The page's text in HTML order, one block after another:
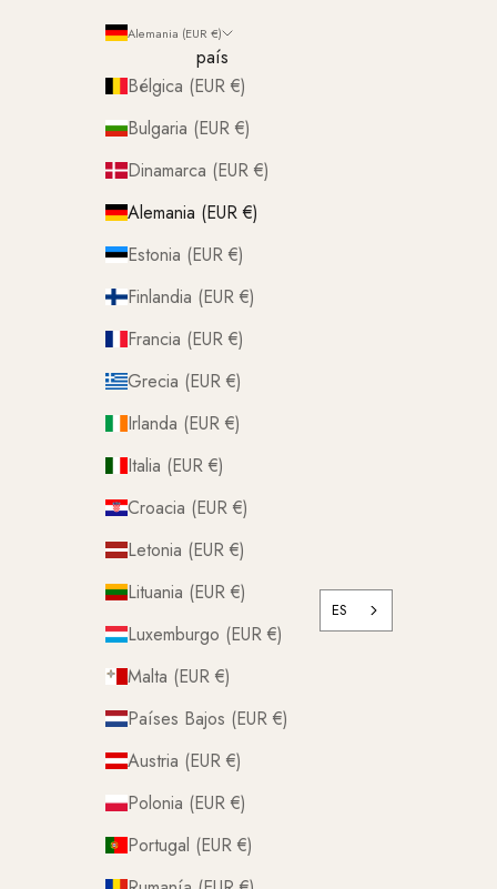
Alemania (EUR €)
país
Bélgica (EUR €)
Bulgaria (EUR €)
Dinamarca (EUR €)
Alemania (EUR €)
Estonia (EUR €)
Finlandia (EUR €)
Francia (EUR €)
Grecia (EUR €)
Irlanda (EUR €)
Italia (EUR €)
Croacia (EUR €)
Letonia (EUR €)
Lituania (EUR €)
Luxemburgo (EUR €)
Malta (EUR €)
Países Bajos (EUR €)
Austria (EUR €)
Polonia (EUR €)
Portugal (EUR €)
ES